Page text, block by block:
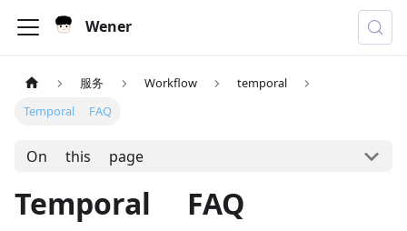
Wener
服务 Workflow temporal
Temporal FAQ
On this page
Temporal FAQ